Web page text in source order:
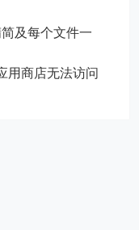
及每个文件一
用商店无法访问